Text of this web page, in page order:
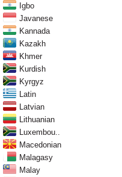
Igbo
Javanese
Kannada
Kazakh
Khmer
Kurdish
Kyrgyz
Latin
Latvian
Lithuanian
Luxembou..
Macedonian
Malagasy
Malay